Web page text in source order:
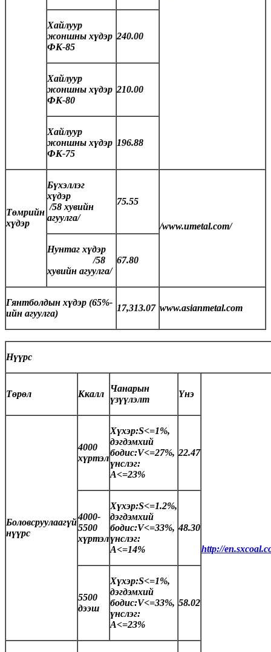
Хайлуур
жоншны хүдэр
ФК-85
240.00
Хайлуур
жоншны хүдэр
ФК-80
210.00
Хайлуур
жоншны хүдэр
ФК-75
196.88
Төмрийн
хүдэр
Бүхэллэг
хүдэр
/58 хувийн
агуулга/
75.55
/www.umetal.com/
Нунтаг хүдэр
/58
хувийн агуулга/
67.80
Гянтболдын хүдэр (65%-
ийн агуулга)
17,313.07 www.asianmetal.com
Нүүрс
Төрөл Ккалл
Чанарын
үзүүлэлт
Үнэ
http://
Боловсруулаагүй
нүүрс
4000
хүртэл
Хүхэр:S<=1%,
дэгдэмхий
бодис:V<=27%,
үнслэг:
A<=23%
22.47
4000-
5500
хүртэл
Хүхэр:S<=1.2%,
дэгдэмхий
бодис:V<=33%,
үнслэг:
A<=14%
48.30
5500
дээш
Хүхэр:S<=1%,
дэгдэмхий
бодис:V<=33%,
үнслэг:
A<=23%
58.02